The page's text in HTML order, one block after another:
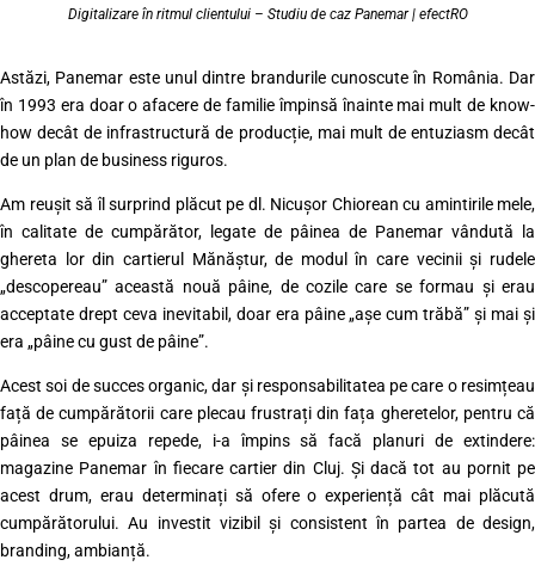
Digitalizare în ritmul clientului – Studiu de caz Panemar | efectRO
Astăzi, Panemar este unul dintre brandurile cunoscute în România. Dar
în 1993 era doar o afacere de familie împinsă înainte mai mult de know-
how decât de infrastructură de producție, mai mult de entuziasm decât
de un plan de business riguros.
Am reușit să îl surprind plăcut pe dl. Nicușor Chiorean cu amintirile mele,
în calitate de cumpărător, legate de pâinea de Panemar vândută la
ghereta lor din cartierul Mănăștur, de modul în care vecinii și rudele
„descopereau” această nouă pâine, de cozile care se formau și erau
acceptate drept ceva inevitabil, doar era pâine „așe cum trăbă” și mai și
era „pâine cu gust de pâine”.
Acest soi de succes organic, dar și responsabilitatea pe care o resimțeau
față de cumpărătorii care plecau frustrați din fața gheretelor, pentru că
pâinea se epuiza repede, i-a împins să facă planuri de extindere:
magazine Panemar în fiecare cartier din Cluj. Și dacă tot au pornit pe
acest drum, erau determinați să ofere o experiență cât mai plăcută
cumpărătorului. Au investit vizibil și consistent în partea de design,
branding, ambianță.